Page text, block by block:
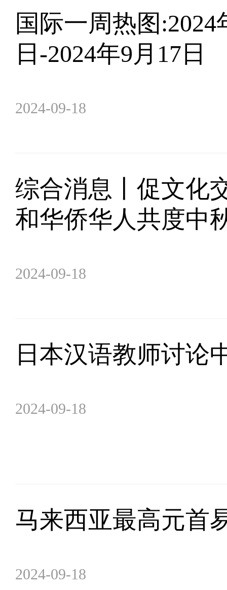
国际一周热图:2024
日-2024年9月17日
2024-09-18
综合消息丨促文
和华侨华人共度中
2024-09-18
日本汉语教师讨论
2024-09-18
马来西亚最高元首
2024-09-18